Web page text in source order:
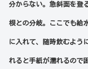
分からない。急斜面を登
根との分岐。ここでも給
に入れて、随時飲むよう
れると手紙が濡れるので